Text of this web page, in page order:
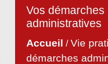
Vos démarches
administratives
Accueil /Vie
démarches